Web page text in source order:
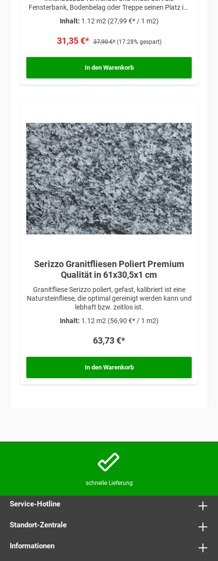
Fensterbank, Bodenbelag oder Treppe seinen Platz im
sehr beliebt und eignet sich je nach individuellen
Ambiente.
Inhalt: 1.12 m2 (27,99 €* / 1 m2)
31,35 €* 37,90 €* (17.28% gespart)
In den Warenkorb
Serizzo Granitfliesen Poliert Premium
Qualität in 61x30,5x1 cm
Granitfliese Serizzo poliert, gefast, kalibriert ist eine
Natursteinfliese, die optimal gereinigt werden kann und
lebhaft bzw. zeitlos ist.
Inhalt: 1.12 m2 (56,90 €* / 1 m2)
63,73 €*
In den Warenkorb
schnelle Lieferung
Service-Hotline
Standort-Zentrale
Informationen